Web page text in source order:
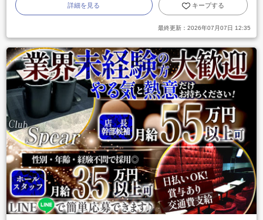
詳細を見る キープする
最終更新： 2026年07月07日 12:35